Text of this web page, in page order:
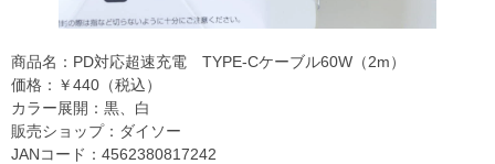
商品名：PD対応超速充電 TYPE-Cケーブル60W（2m）
価格：￥440（税込）
カラー展開：黒、白
販売ショップ：ダイソー
JANコード：4562380817242